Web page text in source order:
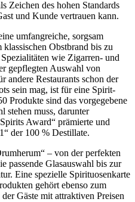
Zeichen des hohen Standards
und Kunde vertrauen kann.
umfangreiche, sorgsam
Obstbrand bis zu
wie Zigarren- und
gepflegten Auswahl von
andere Restaurants schon der
sein mag, ist für eine Spirit-
Produkte sind das vorgegebene
stehen muss, darunter
Award“ prämierte und
der 100 % Destillate.
– von der perfekten
passende Glasauswahl bis zur
Eine spezielle Spirituosenkarte
gehört ebenso zum
Gäste mit attraktiven Preisen